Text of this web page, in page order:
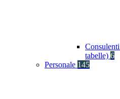
tabelle) 6
Personale 145